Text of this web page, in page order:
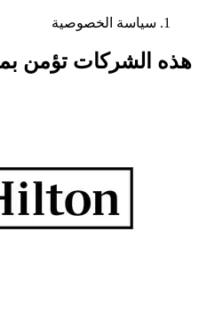
سياسة الخصوصية
هذه الشركات تؤمن